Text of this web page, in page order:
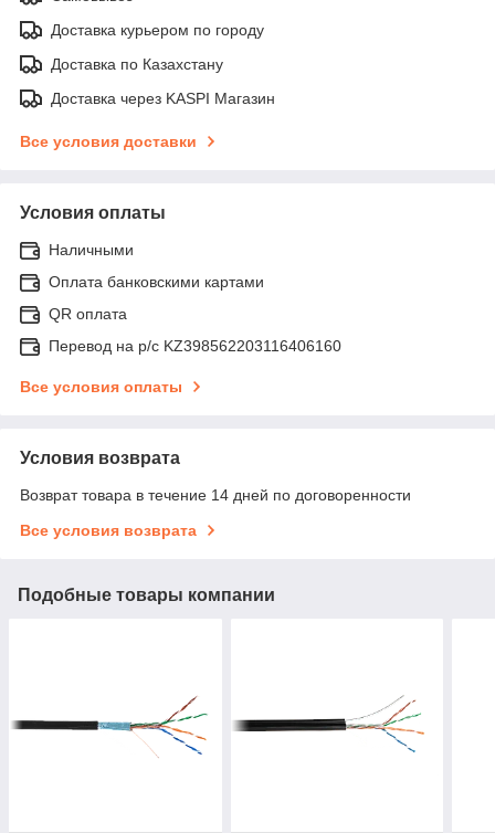
Доставка курьером по городу
Доставка по Казахстану
Доставка через KASPI Магазин
Все условия доставки
Условия оплаты
Наличными
Оплата банковскими картами
QR оплата
Перевод на р/с KZ398562203116406160
Все условия оплаты
Условия возврата
Возврат товара в течение 14 дней по договоренности
Все условия возврата
Подобные товары компании